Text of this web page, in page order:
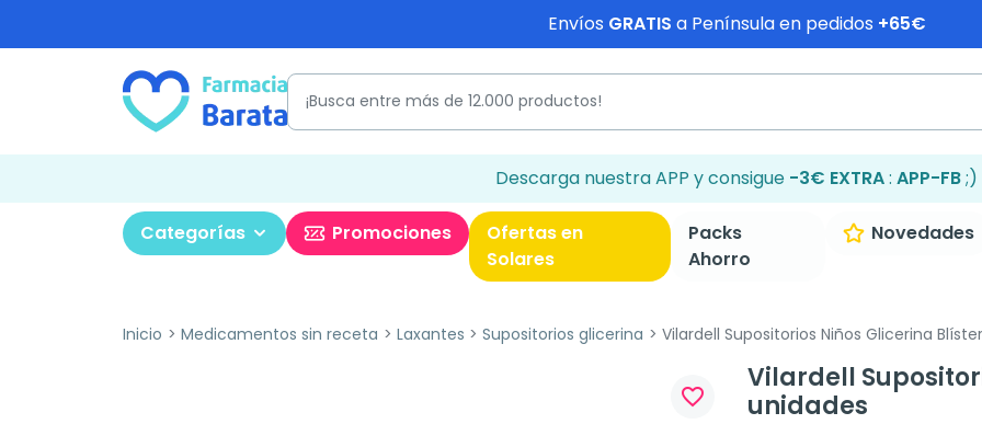
Envíos GRATIS a Península en pedidos +65€
Descarga nuestra APP y consigue -3€ EXTRA: APP-FB;)
Categorías Promociones
Ofertas en
Solares
Packs
Ahorro
Novedades
Inicio Medicamentos sin receta Laxantes Supositorios glicerina Vilardell Supositorios Niños Glicerina
favorite_border
Vilardell
unidades